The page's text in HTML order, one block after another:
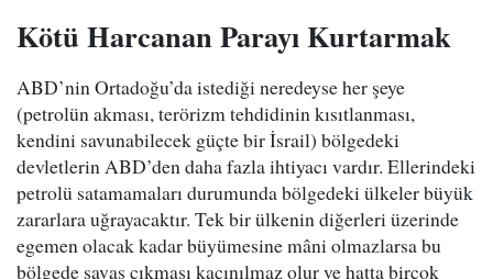
Kötü Harcanan Parayı Kurtarmak
ABD’nin Ortadoğu’da istediği neredeyse her şeye
(petrolün akması, terörizm tehdidinin kısıtlanması,
kendini savunabilecek güçte bir İsrail) bölgedeki
devletlerin ABD’den daha fazla ihtiyacı vardır. Ellerindeki
petrolü satamamaları durumunda bölgedeki ülkeler büyük
zararlara uğrayacaktır. Tek bir ülkenin diğerleri üzerinde
egemen olacak kadar büyümesine mâni olmazlarsa bu
bölgede savaş çıkması kaçınılmaz olur ve hatta birçok